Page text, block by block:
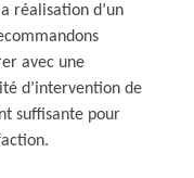
réalisation d’un
avec une
d’intervention de
suffisante pour